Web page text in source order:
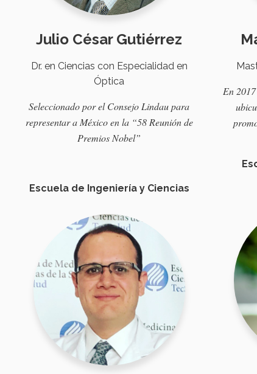
Julio César Gutiérrez
Dr. en Ciencias con Especialidad en
Óptica
Seleccionadopor elConsejoLindau para
representaraMéxico enla “58Reuniónde
PremiosNobel”
Escuela de Ingeniería y Ciencias
En2017